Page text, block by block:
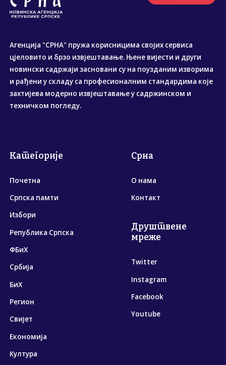
Агенција "СРНА" пружа корисницима својих сервиса
цјеловито и брзо извјештавање. Њене вијести и други
новински садржаји засновани су на поузданим изворима
и рађени у складу са професионалним стандардима које
захтијева модерно извјештавање у садржинском и
техничком погледу.
Категорије
Почетна
Српска памти
Избори
Република Српска
ФБиХ
Србија
БиХ
Регион
Свијет
Економија
Култура
Срна
О нама
Контакт
Друштвене
мреже
Twitter
Instagram
Facebook
Youtube